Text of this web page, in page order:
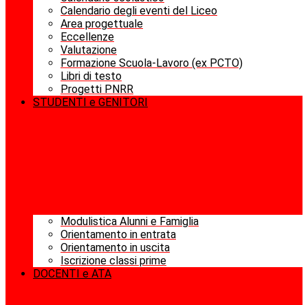
Calendario degli eventi del Liceo
Area progettuale
Eccellenze
Valutazione
Formazione Scuola-Lavoro (ex PCTO)
Libri di testo
Progetti PNRR
STUDENTI e GENITORI
Modulistica Alunni e Famiglia
Orientamento in entrata
Orientamento in uscita
Iscrizione classi prime
DOCENTI e ATA